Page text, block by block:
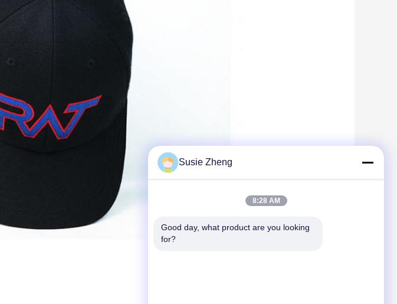
Susie Zheng
8:28 AM
Good day, what product are you looking
for?